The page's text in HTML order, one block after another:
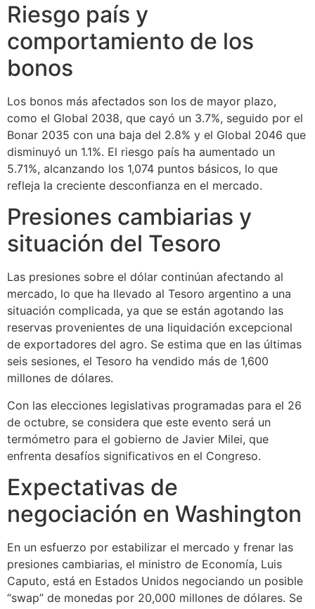
Riesgo país y
comportamiento de los
bonos
Los bonos más afectados son los de mayor plazo,
como el Global 2038, que cayó un 3.7%, seguido por el
Bonar 2035 con una baja del 2.8% y el Global 2046 que
disminuyó un 1.1%. El riesgo país ha aumentado un
5.71%, alcanzando los 1,074 puntos básicos, lo que
refleja la creciente desconfianza en el mercado.
Presiones cambiarias y
situación del Tesoro
Las presiones sobre el dólar continúan afectando al
mercado, lo que ha llevado al Tesoro argentino a una
situación complicada, ya que se están agotando las
reservas provenientes de una liquidación excepcional
de exportadores del agro. Se estima que en las últimas
seis sesiones, el Tesoro ha vendido más de 1,600
millones de dólares.
Con las elecciones legislativas programadas para el 26
de octubre, se considera que este evento será un
termómetro para el gobierno de Javier Milei, que
enfrenta desafíos significativos en el Congreso.
Expectativas de
negociación en Washington
En un esfuerzo por estabilizar el mercado y frenar las
presiones cambiarias, el ministro de Economía, Luis
Caputo, está en Estados Unidos negociando un posible
“swap” de monedas por 20,000 millones de dólares. Se